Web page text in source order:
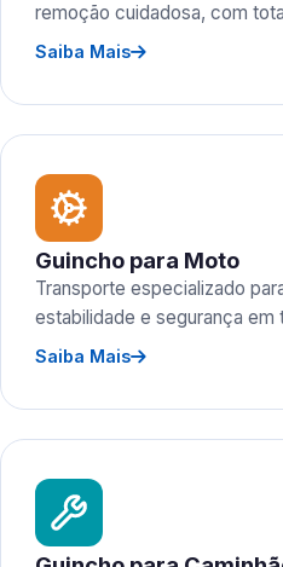
remoção cuidadosa, com
Saiba Mais
Guincho para Moto
Transporte especializado
estabilidade e segurança em
Saiba Mais